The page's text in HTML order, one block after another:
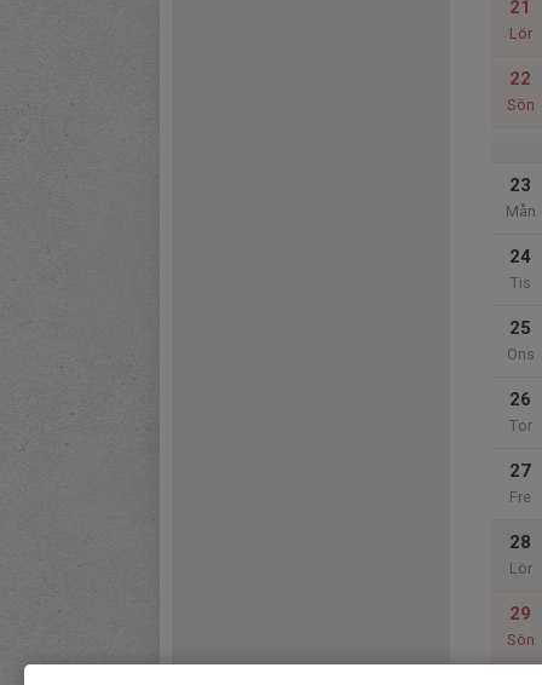
21
Lör
22
Sön
23
Mån
24
Tis
25
Ons
26
Tor
27
Fre
28
Lör
29
Sön